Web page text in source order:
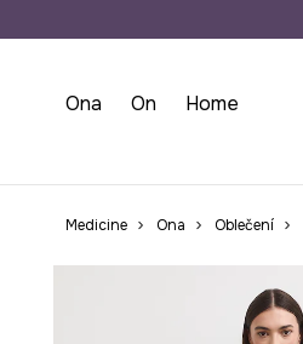
Ona On Home
Medicine Ona Oblečení